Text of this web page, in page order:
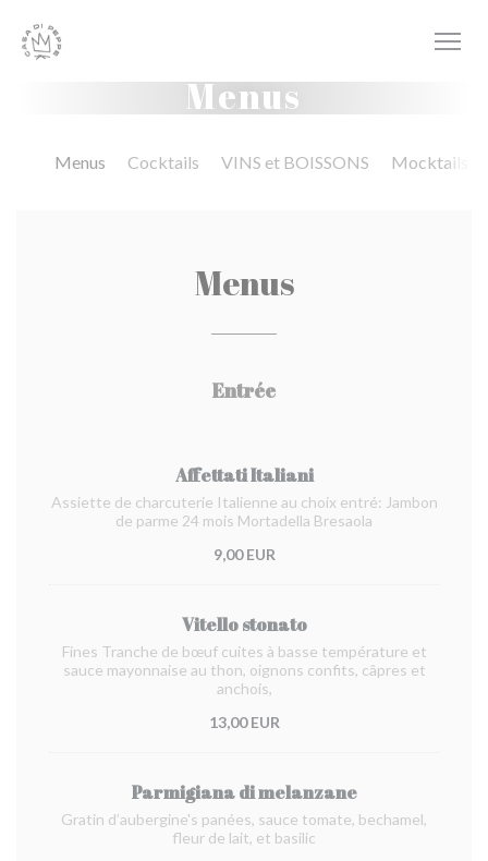
Menus
Menus Cocktails VINS et BOISSONS Mocktails
Menus
Entrée
Affettati Italiani
Assiette de charcuterie Italienne au choix entré: Jambon
de parme 24 mois Mortadella Bresaola
9,00 EUR
Vitello stonato
Fines Tranche de bœuf cuites à basse température et
sauce mayonnaise au thon, oignons confits, câpres et
anchois,
13,00 EUR
Parmigiana di melanzane
Gratin d’aubergine's panées, sauce tomate, bechamel,
fleur de lait, et basilic